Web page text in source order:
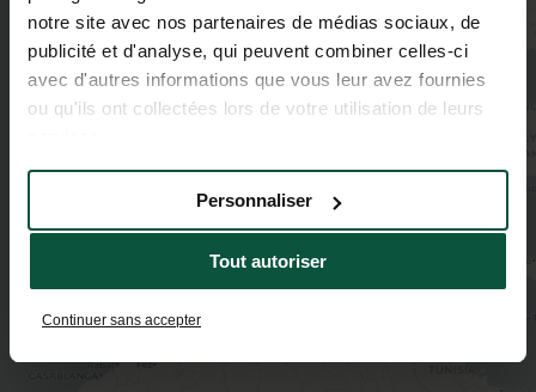
notre site avec nos partenaires de médias sociaux, de
publicité et d'analyse, qui peuvent combiner celles-ci
avec d'autres informations que vous leur avez fournies
ou qu'ils ont collectées lors de votre utilisation de leurs
Tout autoriser
Personnaliser
Continuer sans accepter